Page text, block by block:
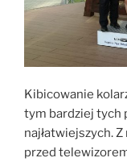
Kibicowanie
tym bardziej tych
najłatwiejszych.
przed